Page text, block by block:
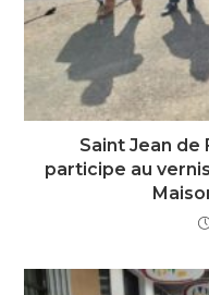
Saint Jean de
participe au